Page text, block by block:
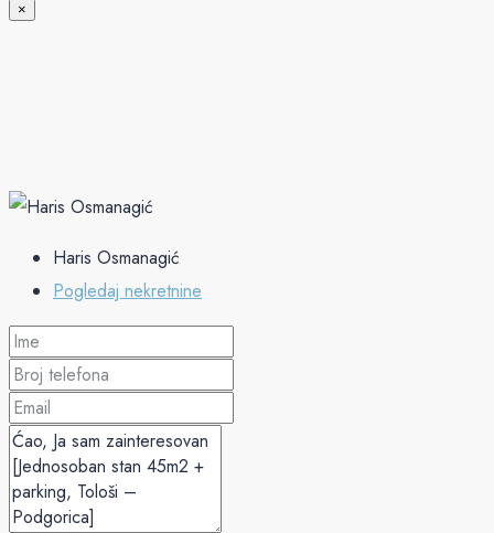
×
Haris Osmanagić
Pogledaj nekretnine